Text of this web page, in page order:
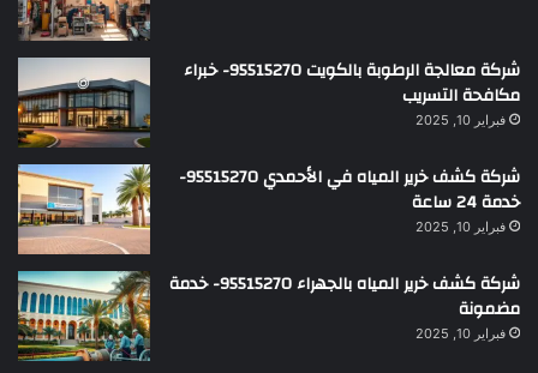
شركة معالجة الرطوبة بالكويت 95515270- خبراء
مكافحة التسريب
فبراير 10, 2025
شركة كشف خرير المياه في الأحمدي 95515270-
خدمة 24 ساعة
فبراير 10, 2025
شركة كشف خرير المياه بالجهراء 95515270- خدمة
مضمونة
فبراير 10, 2025